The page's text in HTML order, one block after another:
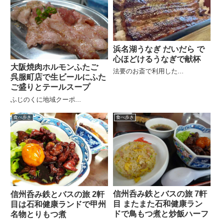
大阪焼肉ホルモンふたご
呉服町店で生ビールにふた
ご盛りとテールスープ
ふじのくに地域クーポ...
浜名湖うなぎ だいだら で
心ほどけるうなぎで献杯
法要のお斎で利用した...
食べ歩き
信州呑み鉄とバスの旅 2軒
目は石和健康ランドで甲州
名物とりもつ煮
食べ歩き
信州呑み鉄とバスの旅 7軒
目 またまた石和健康ラン
ドで鳥もつ煮と炒飯ハーフ